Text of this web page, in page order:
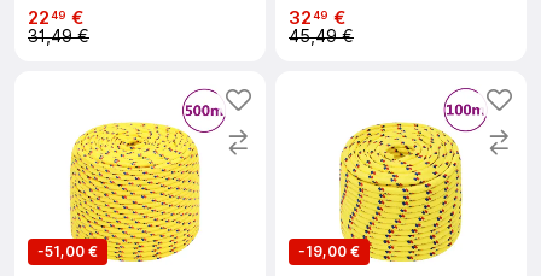
2249 €
31,49 €
3249 €
45,49 €
-51,00 €
-19,00 €